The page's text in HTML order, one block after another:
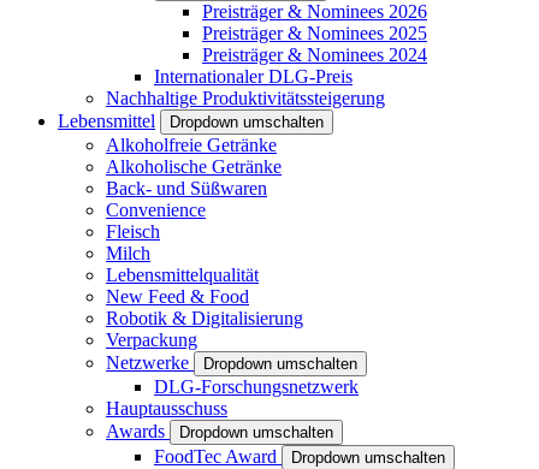
Preisträger & Nominees 2026
Preisträger & Nominees 2025
Preisträger & Nominees 2024
Internationaler DLG-Preis
Nachhaltige Produktivitätssteigerung
Lebensmittel
Dropdown umschalten
Alkoholfreie Getränke
Alkoholische Getränke
Back- und Süßwaren
Convenience
Fleisch
Milch
Lebensmittelqualität
New Feed & Food
Robotik & Digitalisierung
Verpackung
Netzwerke
Dropdown umschalten
DLG-Forschungsnetzwerk
Hauptausschuss
Awards
Dropdown umschalten
FoodTec Award Dropdown umschalten